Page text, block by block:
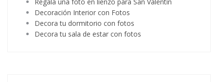
Decoración Interior con Fotos
Decora tu dormitorio con fotos
Decora tu sala de estar con fotos